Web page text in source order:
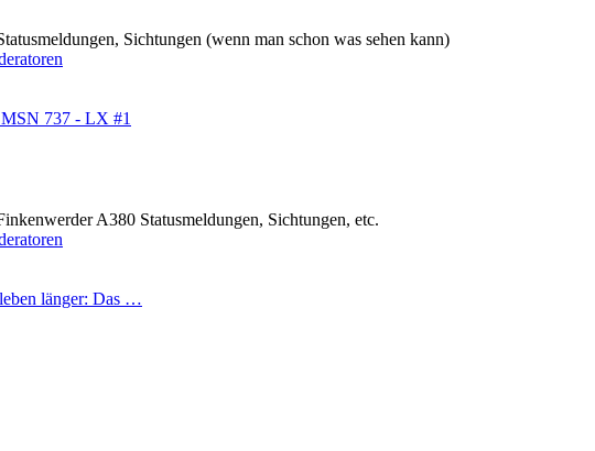
Sichtungen (wenn man schon was sehen kann)
737 - LX #1
A380 Statusmeldungen, Sichtungen, etc.
länger: Das …